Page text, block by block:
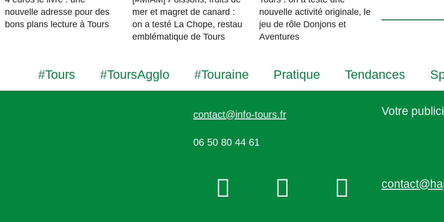
nouvelle adresse pour des
bons plans lecture à Tours
mer et magret de canard :
on a testé La Chope, restau
emblématique de Tours
nouvelle activité originale, le
jeu de rôle Donjons et
Aventures
i
#Tours #ToursAgglo #Touraine Pratique Tendances
contact@info-tours.fr
06 50 80 44 61
Votre